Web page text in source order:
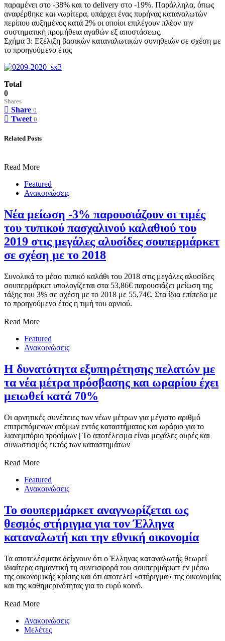
παραμένει στο -38% και το delivery στο -19%. Παράλληλα, όπως
αναφέρθηκε και νωρίτερα, υπάρχει ένας πυρήνας καταναλωτών
περίπου αυξημένος κατά 2% οι οποίοι επιλέγουν πλέον την
συστηματική προμήθεια αγαθών εξ αποστάσεως.
Σχήμα 3: Εξέλιξη βασικών καταναλωτικών συνηθειών σε σχέση με
το προηγούμενο έτος
Total
0
Shares
Share 0
Tweet 0
Related Posts
Read More
Featured
Ανακοινώσεις
Νέα μείωση -3% παρουσιάζουν οι τιμές
του τυπικού πασχαλινού καλαθιού του
2019 στις μεγάλες αλυσίδες σουπερμάρκετ
σε σχέση με το 2018
Συνολικά το μέσο τυπικό καλάθι του 2018 στις μεγάλες αλυσίδες
σουπερμάρκετ υπολογίζεται στα 53,86€ παρουσιάζει μείωση της
τάξης του 3% σε σχέση με το 2018 με 55,74€. Στα ίδια επίπεδα με
το προηγούμενο έτος η τιμή του αρνιού.
Read More
Featured
Ανακοινώσεις
Η δυνατότητα εξυπηρέτησης πελατών με
τα νέα μέτρα πρόσβασης και ωραρίου έχει
μειωθεί κατά 70%
Οι αρνητικές συνέπειες των νέων μέτρων για μέγιστο αριθμό
επιτρεπόμενων ατόμων εντός καταστήματος και ωράριο για το
λιανεμπόριο τροφίμων | Το αποτέλεσμα είναι μεγάλες ουρές και
συνωστισμός εκτός των καταστημάτων
Read More
Featured
Ανακοινώσεις
Το σουπερμάρκετ αναγνωρίζεται ως
θεσμός στήριγμα για τον Έλληνα
καταναλωτή και την εθνική οικονομία
Τα αποτελέσματα δείχνουν ότι ο Έλληνας καταναλωτής θεωρεί
ιδιαίτερα σημαντική τη συνεισφορά του σουπερμάρκετ εν μέσω
της οικονομικής κρίσης και ότι αποτελεί «στήριγμα» της οικονομίας
και της καθημερινότητας για το ευρύ κοινό.
Read More
Ανακοινώσεις
Μελέτες